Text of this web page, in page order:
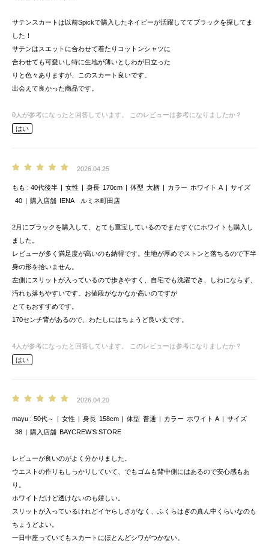
サテンスカートは以前Spickで購入したネイビーが活躍しててブラックを探してま
した！
サテンはスエットに合わせて着たりコットンシャツに
合わせても可愛いし特に生地が薄いとしわが目立った
りと色々ありますが、このスカート良いです。
出会えて良かった商品です。
0 人が参考になったと回答しています。
このレビューは参考になりましたか？
はい
2026.04.25
もも 40代後半 女性 身長 170cm 体型 大柄 カラー ホワイト A
サイズ
40
購入店舗 IENA ルミネ町田店
2月にブラックを購入して、とても重宝しているのでまたすぐにホワイトも購入し
ました。
レビューが多く満足度が高いのも納得です。生地が厚めでストンと落ちるので下半
身の形を拾いません。
左側にスリットが入っているので歩きやすく、自宅でも洗濯でき、しわにならず、
汚れも落ちやすいです。お値段がなかなか高いのですが
とてもおすすめです。
170センチ背があるので、わたしにはちょうど良い丈です。
4 人が参考になったと回答しています。
このレビューは参考になりましたか？
はい
2026.04.20
mayu 50代～ 女性 身長 158cm 体型 普通 カラー ホワイト A
サイズ
38
購入店舗 BAYCREW’S STORE
レビューが良いのがよく分かりました。
ウエストの作りもしっかりしていて、でもゴムも背中側にはあるので安心感もあ
り。
ホワイトだけど透けないのも嬉しい。
スリットが入っているけれどイヤらしさがなく、ふくらはぎの真ん中くらいなのも
ちょうどよい。
一日中座っていてもスカートにほとんどシワがつかない。